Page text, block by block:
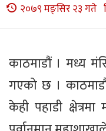
२०७९ मङ्सिर २३ गते
काठमाडौं । मध्य
गएको छ ।
केही पहाडी